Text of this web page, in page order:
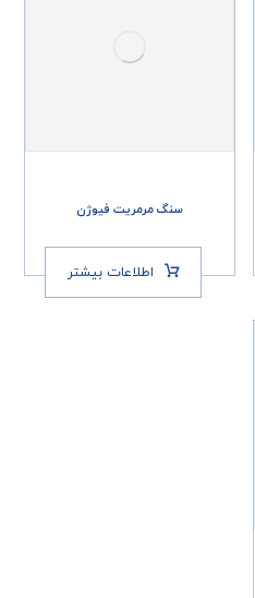
سنگ مرمریت فیوژن
اطلاعات بیشتر